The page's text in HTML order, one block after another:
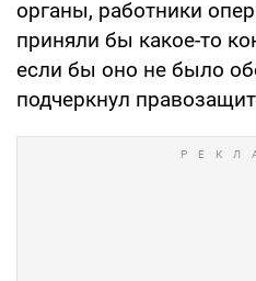
органы, работники
приняли бы какое-то
если бы оно не было
подчеркнул